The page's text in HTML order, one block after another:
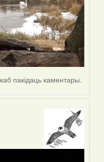
каб пакідаць каментары.